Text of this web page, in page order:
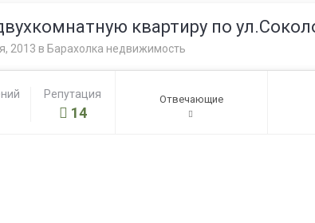
квартиру по
2013 в Барахолка недвижимость
Репутация
14
Отвечающие